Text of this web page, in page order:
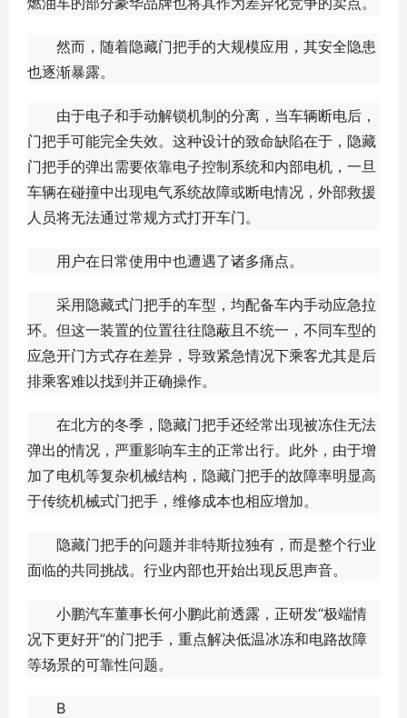
然而，随着隐藏门把手的大规模应用，其安全隐患
也逐渐暴露。
由于电子和手动解锁机制的分离，当车辆断电后，
门把手可能完全失效。这种设计的致命缺陷在于，隐藏
门把手的弹出需要依靠电子控制系统和内部电机，一旦
车辆在碰撞中出现电气系统故障或断电情况，外部救援
人员将无法通过常规方式打开车门。
用户在日常使用中也遭遇了诸多痛点。
采用隐藏式门把手的车型，均配备车内手动应急拉
环。但这一装置的位置往往隐蔽且不统一，不同车型的
应急开门方式存在差异，导致紧急情况下乘客尤其是后
排乘客难以找到并正确操作。
在北方的冬季，隐藏门把手还经常出现被冻住无法
弹出的情况，严重影响车主的正常出行。此外，由于增
加了电机等复杂机械结构，隐藏门把手的故障率明显高
于传统机械式门把手，维修成本也相应增加。
隐藏门把手的问题并非特斯拉独有，而是整个行业
面临的共同挑战。行业内部也开始出现反思声音。
小鹏汽车董事长何小鹏此前透露，正研发“极端情
况下更好开”的门把手，重点解决低温冰冻和电路故障
等场景的可靠性问题。
B